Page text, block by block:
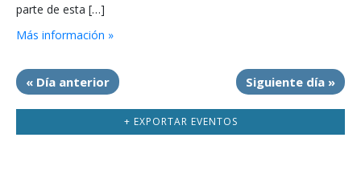
parte de esta […]
Más información »
« Día anterior Siguiente día »
+ EXPORTAR EVENTOS